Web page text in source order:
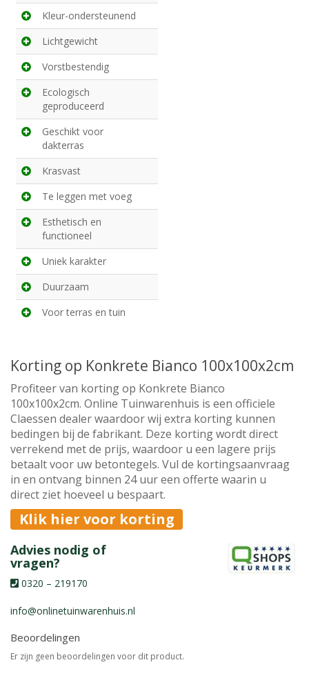
Kleur-ondersteunend
Lichtgewicht
Vorstbestendig
Ecologisch
geproduceerd
Geschikt voor
dakterras
Krasvast
Te leggen met voeg
Esthetisch en
functioneel
Uniek karakter
Duurzaam
Voor terras en tuin
Korting op Konkrete Bianco 100x100x2cm
Profiteer van korting op Konkrete Bianco
100x100x2cm. Online Tuinwarenhuis is een officiele
Claessen dealer waardoor wij extra korting kunnen
bedingen bij de fabrikant. Deze korting wordt direct
verrekend met de prijs, waardoor u een lagere prijs
betaalt voor uw betontegels. Vul de kortingsaanvraag
in en ontvang binnen 24 uur een offerte waarin u
direct ziet hoeveel u bespaart.
Klik hier voor korting
Advies nodig of
vragen?
0320 – 219170
info@onlinetuinwarenhuis.nl
Beoordelingen
Er zijn geen beoordelingen voor dit product.